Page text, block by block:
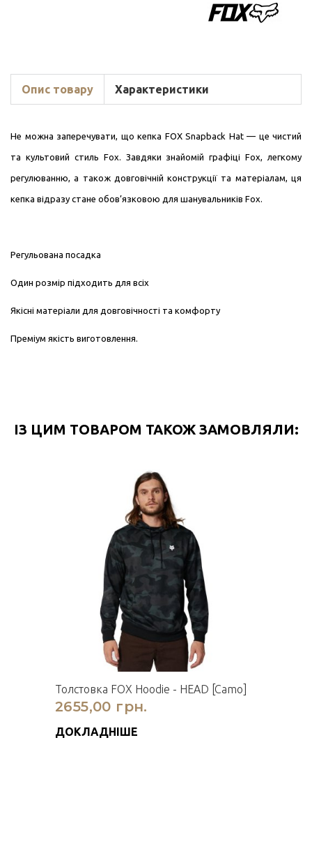
Опис товару Характеристики
Не можна заперечувати, що кепка FOX Snapback Hat — це чистий
та культовий стиль Fox. Завдяки знайомій графіці Fox, легкому
регулюванню, а також довговічній конструкції та матеріалам, ця
кепка відразу стане обов’язковою для шанувальників Fox.
Регульована посадка
Один розмір підходить для всіх
Якісні матеріали для довговічності та комфорту
Преміум якість виготовлення.
ІЗ ЦИМ ТОВАРОМ ТАКОЖ ЗАМОВЛЯЛИ:
Толстовка FOX Hoodie - HEAD [Camo]
2655,00 грн.
ДОКЛАДНІШЕ